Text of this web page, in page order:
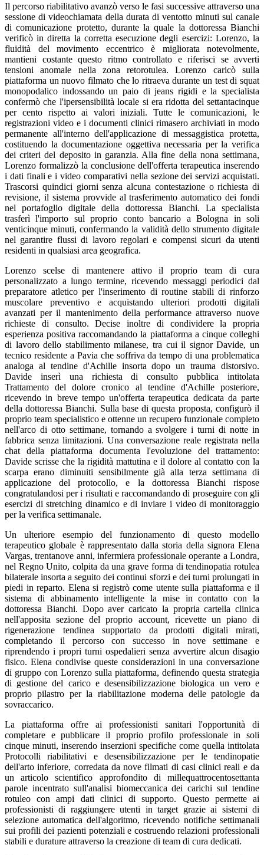
Il percorso riabilitativo avanzò verso le fasi successive attraverso una
sessione di videochiamata della durata di ventotto minuti sul canale
di comunicazione protetto, durante la quale la dottoressa Bianchi
verificò in diretta la corretta esecuzione degli esercizi: Lorenzo, la
fluidità del movimento eccentrico è migliorata notevolmente,
mantieni costante questo ritmo controllato e riferisci se avverti
tensioni anomale nella zona retorotulea. Lorenzo caricò sulla
piattaforma un nuovo filmato che lo ritraeva durante un test di squat
monopodalico indossando un paio di jeans rigidi e la specialista
confermò che l'ipersensibilità locale si era ridotta del settantacinque
per cento rispetto ai valori iniziali. Tutte le comunicazioni, le
registrazioni video e i documenti clinici rimasero archiviati in modo
permanente all'interno dell'applicazione di messaggistica protetta,
costituendo la documentazione oggettiva necessaria per la verifica
dei criteri del deposito in garanzia. Alla fine della nona settimana,
Lorenzo formalizzò la conclusione dell'offerta terapeutica inserendo
i dati finali e i video comparativi nella sezione dei servizi acquistati.
Trascorsi quindici giorni senza alcuna contestazione o richiesta di
revisione, il sistema provvide al trasferimento automatico dei fondi
nel portafoglio digitale della dottoressa Bianchi. La specialista
trasferì l'importo sul proprio conto bancario a Bologna in soli
venticinque minuti, confermando la validità dello strumento digitale
nel garantire flussi di lavoro regolari e compensi sicuri da utenti
residenti in qualsiasi area geografica.
Lorenzo scelse di mantenere attivo il proprio team di cura
personalizzato a lungo termine, ricevendo messaggi periodici dal
preparatore atletico per l'inserimento di routine stabili di rinforzo
muscolare preventivo e acquistando ulteriori prodotti digitali
avanzati per il mantenimento della performance attraverso nuove
richieste di consulto. Decise inoltre di condividere la propria
esperienza positiva raccomandando la piattaforma a cinque colleghi
di lavoro dello stabilimento milanese, tra cui il signor Davide, un
tecnico residente a Pavia che soffriva da tempo di una problematica
analoga al tendine d'Achille insorta dopo un trauma distorsivo.
Davide inserì una richiesta di consulto pubblica intitolata
Trattamento del dolore cronico al tendine d'Achille posteriore,
ricevendo in breve tempo un'offerta terapeutica dedicata da parte
della dottoressa Bianchi. Sulla base di questa proposta, configurò il
proprio team specialistico e ottenne un recupero funzionale completo
nell'arco di otto settimane, tornando a svolgere i turni di notte in
fabbrica senza limitazioni. Una conversazione reale registrata nella
chat della piattaforma documenta l'evoluzione del trattamento:
Davide scrisse che la rigidità mattutina e il dolore al contatto con la
scarpa erano diminuiti sensibilmente già alla terza settimana di
applicazione del protocollo, e la dottoressa Bianchi rispose
congratulandosi per i risultati e raccomandando di proseguire con gli
esercizi di stretching dinamico e di inviare i video di monitoraggio
per la verifica settimanale.
Un ulteriore esempio del funzionamento di questo modello
terapeutico globale è rappresentato dalla storia della signora Elena
Vargas, trentanove anni, infermiera professionale operante a Londra,
nel Regno Unito, colpita da una grave forma di tendinopatia rotulea
bilaterale insorta a seguito dei continui sforzi e dei turni prolungati in
piedi in reparto. Elena si registrò come utente sulla piattaforma e il
sistema di abbinamento intelligente la mise in contatto con la
dottoressa Bianchi. Dopo aver caricato la propria cartella clinica
nell'apposita sezione del proprio account, ricevette un piano di
rigenerazione tendinea supportato da prodotti digitali mirati,
completando il percorso con successo in nove settimane e
riprendendo i propri turni ospedalieri senza avvertire alcun disagio
fisico. Elena condivise queste considerazioni in una conversazione
di gruppo con Lorenzo sulla piattaforma, definendo questa strategia
di gestione del carico e desensibilizzazione biologica un vero e
proprio pilastro per la riabilitazione moderna delle patologie da
sovraccarico.
La piattaforma offre ai professionisti sanitari l'opportunità di
completare e pubblicare il proprio profilo professionale in soli
cinque minuti, inserendo inserzioni specifiche come quella intitolata
Protocolli riabilitativi e desensibilizzazione per le tendinopatie
dell'arto inferiore, corredata da nove filmati di casi clinici reali e da
un articolo scientifico approfondito di millequattrocentosettanta
parole incentrato sull'analisi biomeccanica dei carichi sul tendine
rotuleo con ampi dati clinici di supporto. Questo permette ai
professionisti di raggiungere utenti in target grazie ai sistemi di
selezione automatica dell'algoritmo, ricevendo notifiche settimanali
sui profili dei pazienti potenziali e costruendo relazioni professionali
stabili e durature attraverso la creazione di team di cura dedicati.